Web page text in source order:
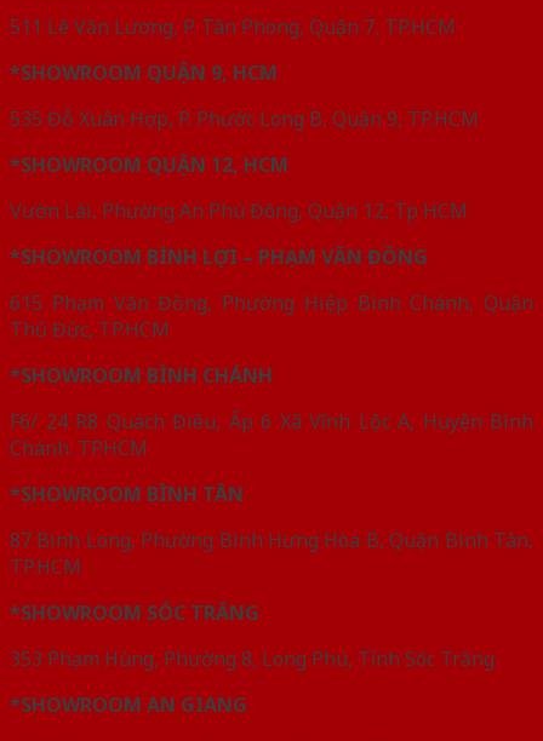
511 Lê Văn Lương, P. Tân Phong, Quận 7, TP.HCM
*SHOWROOM QUẬN 9, HCM
535 Đỗ Xuân Hợp, P. Phước Long B, Quận 9, TP.HCM
*SHOWROOM QUẬN 12, HCM
Vườn Lài, Phường An Phú Đông, Quận 12, Tp HCM
*SHOWROOM BÌNH LỢI – PHẠM VĂN ĐỒNG
615 Phạm Văn Đồng, Phường Hiệp Bình Chánh, Quận
Thủ Đức, TP.HCM
*SHOWROOM BÌNH CHÁNH
F6/ 24 R8 Quách Điêu, Ấp 6 Xã Vĩnh Lộc A, Huyện Bình
Chánh. TPHCM
*SHOWROOM BÌNH TÂN
87 Bình Long, Phường Bình Hưng Hòa B, Quận Bình Tân,
TP.HCM
*SHOWROOM SÓC TRĂNG
353 Phạm Hùng, Phường 8, Long Phú, Tỉnh Sóc Trăng
*SHOWROOM AN GIANG